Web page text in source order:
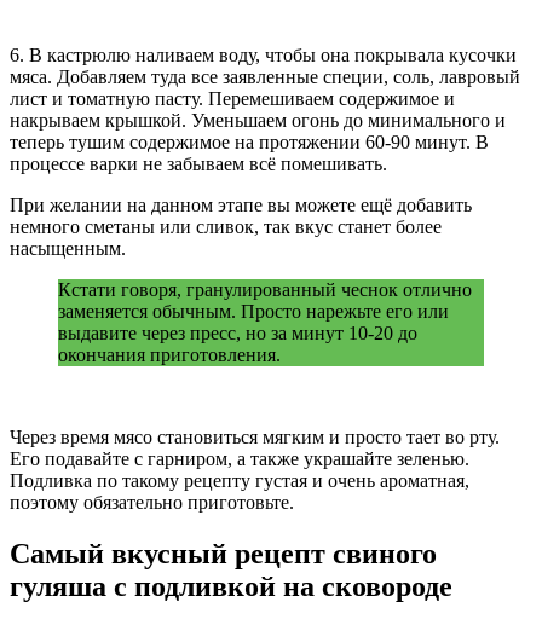
6. В кастрюлю наливаем воду, чтобы она покрывала кусочки
мяса. Добавляем туда все заявленные специи, соль, лавровый
лист и томатную пасту. Перемешиваем содержимое и
накрываем крышкой. Уменьшаем огонь до минимального и
теперь тушим содержимое на протяжении 60-90 минут. В
процессе варки не забываем всё помешивать.
При желании на данном этапе вы можете ещё добавить
немного сметаны или сливок, так вкус станет более
насыщенным.
Кстати говоря, гранулированный чеснок отлично
заменяется обычным. Просто нарежьте его или
выдавите через пресс, но за минут 10-20 до
окончания приготовления.
Через время мясо становиться мягким и просто тает во рту.
Его подавайте с гарниром, а также украшайте зеленью.
Подливка по такому рецепту густая и очень ароматная,
поэтому обязательно приготовьте.
Самый вкусный рецепт свиного
гуляша с подливкой на сковороде